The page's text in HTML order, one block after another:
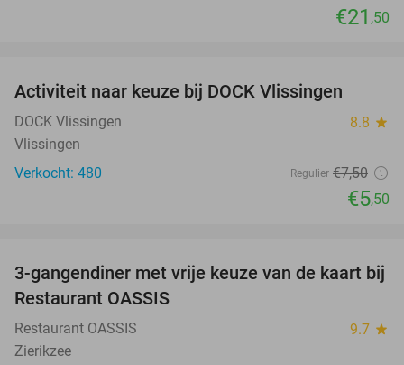
€21 ,50
Activiteit naar keuze bij DOCK Vlissingen
DOCK Vlissingen 8.8 star
Vlissingen
Verkocht: 480
Regulier €7,50
€5,50
43%
3-gangendiner met vrije keuze van de kaart bij
Restaurant OASSIS
Restaurant OASSIS 9.7 star
Zierikzee